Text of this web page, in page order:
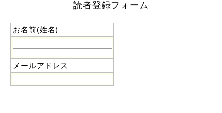
読者登録フォーム
お名前(姓名)
メールアドレス